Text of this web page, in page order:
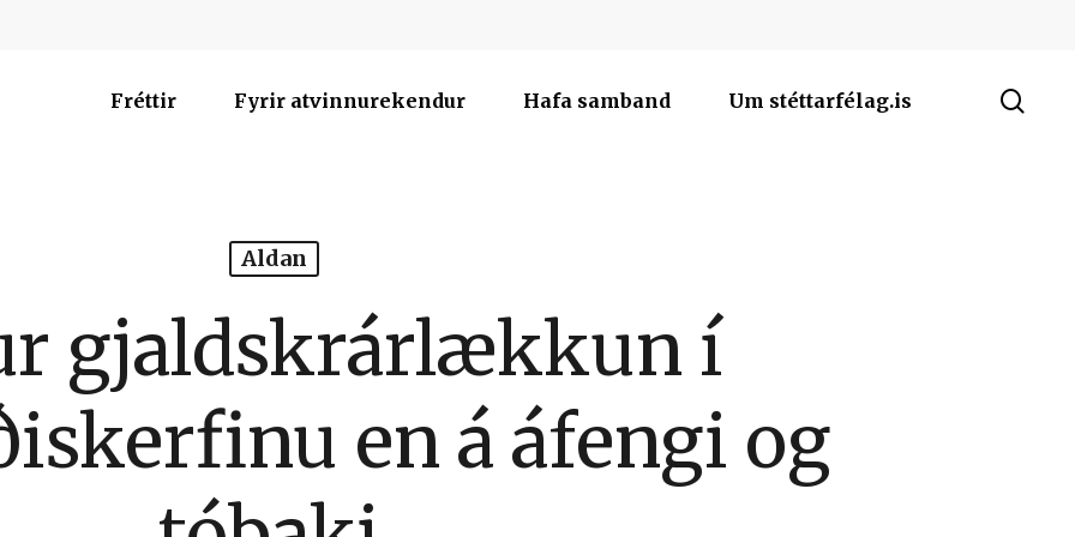
Fréttir Fyrir atvinnurekendur Hafa samband Um stéttarfélag.is
Aldan
gjaldskrárlækkun í
en á áfengi og